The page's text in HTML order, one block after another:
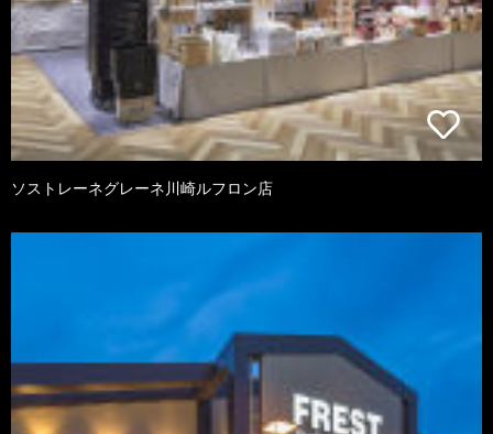
ソストレーネグレーネ川崎ルフロン店